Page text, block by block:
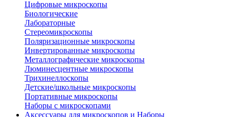
Цифровые микроскопы
Биологические
Лабораторные
Стереомикроскопы
Поляризационные микроскопы
Инвертированные микроскопы
Металлографические микроскопы
Люминесцентные микроскопы
Трихинеллоскопы
Детские/школьные микроскопы
Портативные микроскопы
Наборы с микроскопами
Аксессуары для микроскопов и Наборы